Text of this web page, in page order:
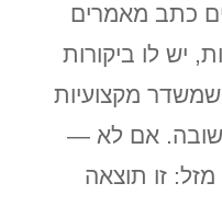
כתב מאמרים
יש לו ביקורות
שמשדר מקצועיות
אם לא —
מזל: זו תוצאה